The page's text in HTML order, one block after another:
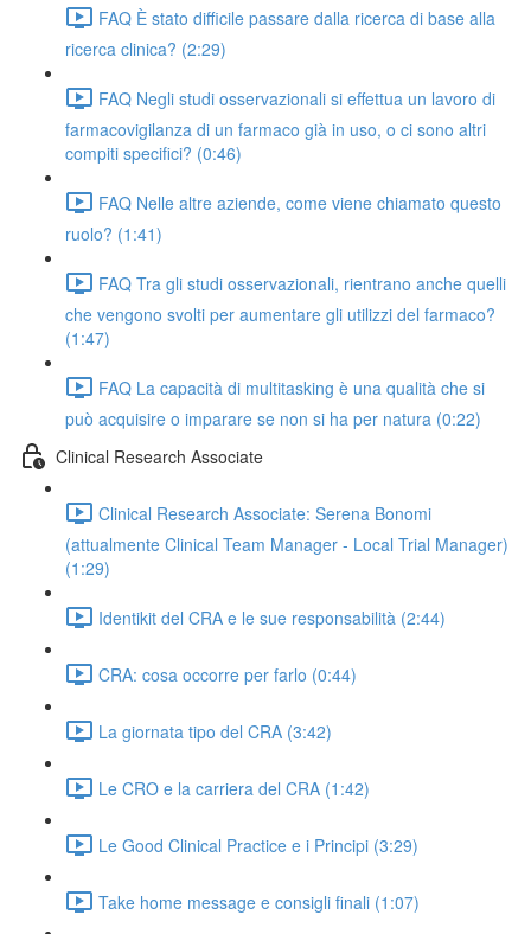
FAQ È stato difficile passare dalla ricerca di base alla
ricerca clinica? (2:29)
FAQ Negli studi osservazionali si effettua un lavoro di
farmacovigilanza di un farmaco già in uso, o ci sono altri
compiti specifici? (0:46)
FAQ Nelle altre aziende, come viene chiamato questo
ruolo? (1:41)
FAQ Tra gli studi osservazionali, rientrano anche quelli
che vengono svolti per aumentare gli utilizzi del farmaco?
(1:47)
FAQ La capacità di multitasking è una qualità che si
può acquisire o imparare se non si ha per natura (0:22)
Clinical Research Associate
Clinical Research Associate: Serena Bonomi
(attualmente Clinical Team Manager - Local Trial Manager)
(1:29)
Identikit del CRA e le sue responsabilità (2:44)
CRA: cosa occorre per farlo (0:44)
La giornata tipo del CRA (3:42)
Le CRO e la carriera del CRA (1:42)
Le Good Clinical Practice e i Principi (3:29)
Take home message e consigli finali (1:07)